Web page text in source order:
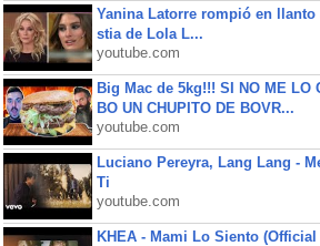
Yanina Latorre rompió en llanto
stia de Lola L...
youtube.com
Big Mac de 5kg!!! SI NO ME LO
BO UN CHUPITO DE BOVR...
youtube.com
Luciano Pereyra, Lang Lang -
Ti
youtube.com
KHEA - Mami Lo Siento (Official